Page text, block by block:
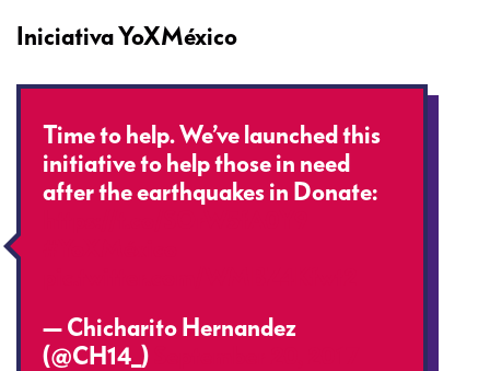
Iniciativa YoXMéxico
Time to help. We’ve launched this
initiative to help those in need
after the earthquakes in Donate:
— Chicharito Hernandez
(@CH14_)